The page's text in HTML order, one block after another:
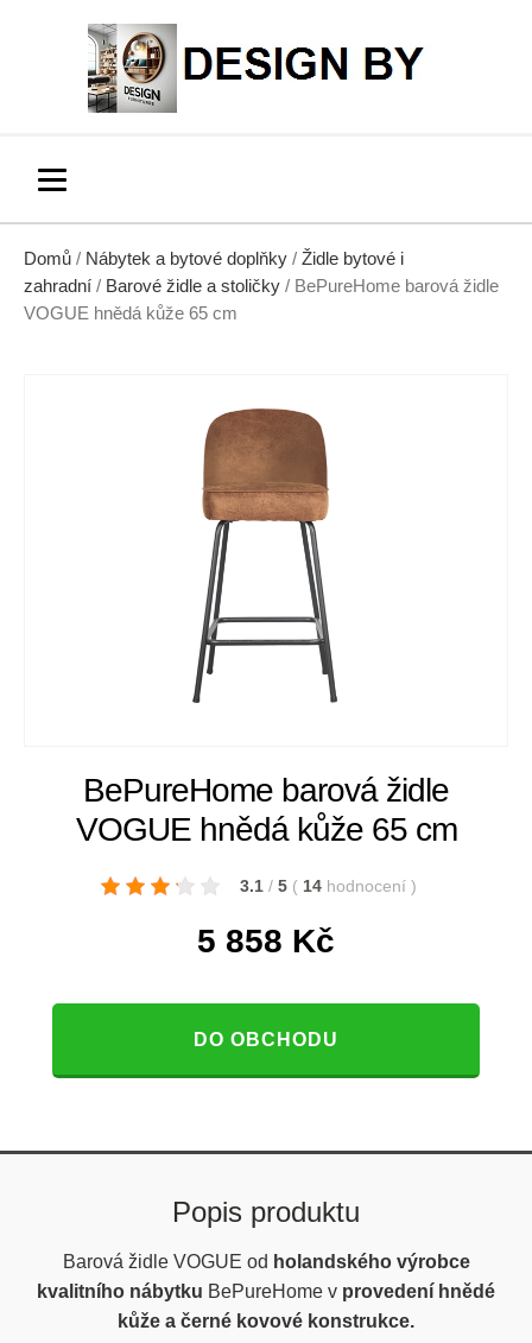
Domů / Nábytek a bytové doplňky / Židle bytové i
zahradní / Barové židle a stoličky / BePureHome barová židle
VOGUE hnědá kůže 65 cm
BePureHome barová židle
VOGUE hnědá kůže 65 cm
3.1 / 5 ( 14 hodnocení )
5 858 Kč
DO OBCHODU
Popis produktu
Barová židle VOGUE od holandského výrobce
kvalitního nábytku BePureHome v provedení hnědé
kůže a černé kovové konstrukce.